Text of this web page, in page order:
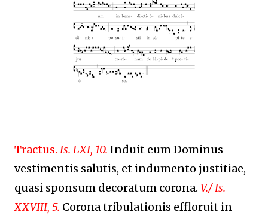
Tractus. Is. LXI, 10. Induit eum Dominus
vestimentis salutis, et indumento justitiae,
quasi sponsum decoratum corona. V./ Is.
XXVIII, 5. Corona tribulationis effloruit in